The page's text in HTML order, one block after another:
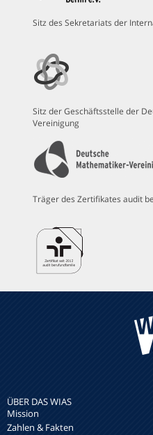
Sitz des Sekretariats der
Sitz der Geschäftsstelle der
Vereinigung
Träger des Zertifikates audit
ÜBER DAS WIAS
Mission
Zahlen & Fakten